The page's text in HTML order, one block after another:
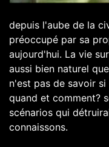
depuis l'aube de la
préoccupé par sa
aujourd'hui. La vie
aussi bien naturel
n'est pas de savoir
quand et comment?
scénarios qui
connaissons.